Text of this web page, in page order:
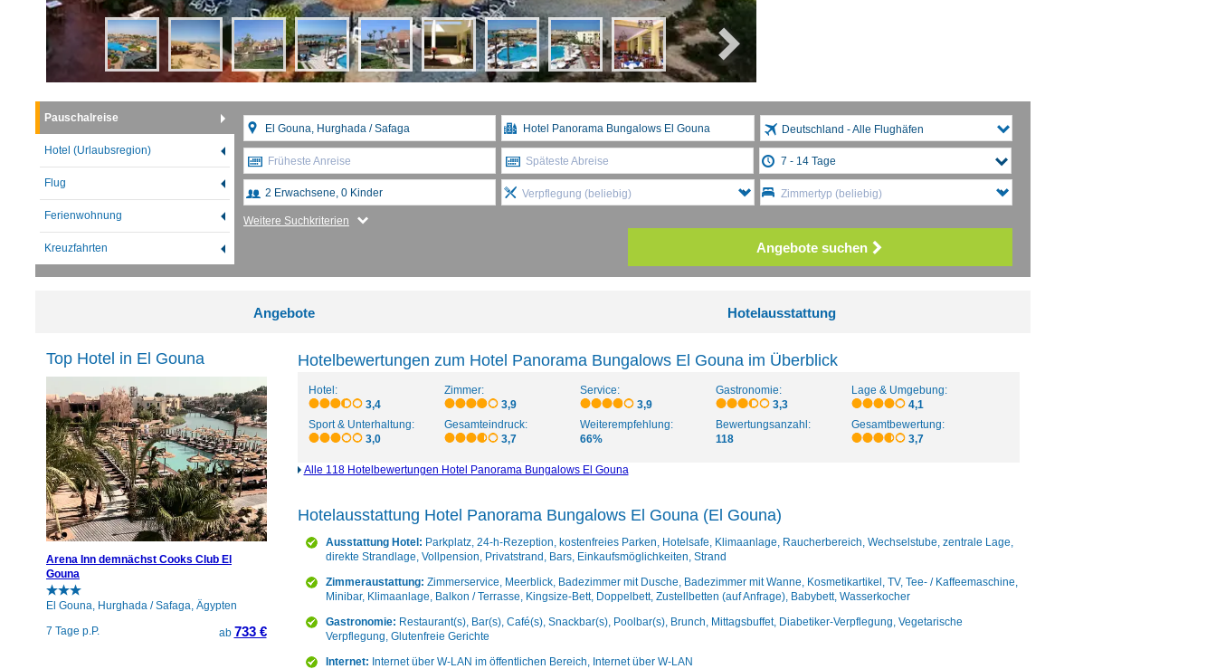
Pauschalreise
Hotel (Urlaubsregion)
Flug
Ferienwohnung
Kreuzfahrten
Deutschland - Alle Flughäfen
Früheste Anreise Späteste Abreise
Verpflegung (beliebig) Zimmertyp (beliebig)
Weitere Suchkriterien
Angebote suchen
Angebote Hotelausstattung
Hotelbewertungen zum Hotel Panorama Bungalows El Gouna im Überblick
Hotel:
3,4
Zimmer:
3,9
Service:
3,9
Gastronomie:
3,3
Lage & Umgebung:
4,1
Sport & Unterhaltung:
3,0
Gesamteindruck:
3,7
Weiterempfehlung:
66%
Bewertungsanzahl:
118
Gesamtbewertung:
3,7
Alle 118 Hotelbewertungen Hotel Panorama Bungalows El Gouna
Hotelausstattung Hotel Panorama Bungalows El Gouna (El Gouna)
Ausstattung Hotel: Parkplatz, 24-h-Rezeption, kostenfreies Parken, Hotelsafe, Klimaanlage, Raucherbereich, Wechselstube, zentrale Lage,
direkte Strandlage, Vollpension, Privatstrand, Bars, Einkaufsmöglichkeiten, Strand
Zimmeraustattung: Zimmerservice, Meerblick, Badezimmer mit Dusche, Badezimmer mit Wanne, Kosmetikartikel, TV, Tee- / Kaffeemaschine,
Minibar, Klimaanlage, Balkon / Terrasse, Kingsize-Bett, Doppelbett, Zustellbetten (auf Anfrage), Babybett, Wasserkocher
Gastronomie: Restaurant(s), Bar(s), Café(s), Snackbar(s), Poolbar(s), Brunch, Mittagsbuffet, Diabetiker-Verpflegung, Vegetarische
Verpflegung, Glutenfreie Gerichte
Internet: Internet über W-LAN im öffentlichen Bereich, Internet über W-LAN
Top Hotel in El Gouna
Arena Inn demnächst Cooks Club El
Gouna
El Gouna, Hurghada / Safaga, Ägypten
7 Tage p.P.
ab 733 €